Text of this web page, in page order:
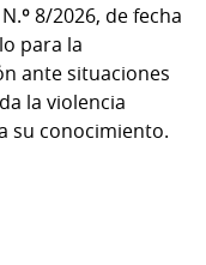
8/2026, de fecha
para la
ante situaciones
la violencia
su conocimiento.